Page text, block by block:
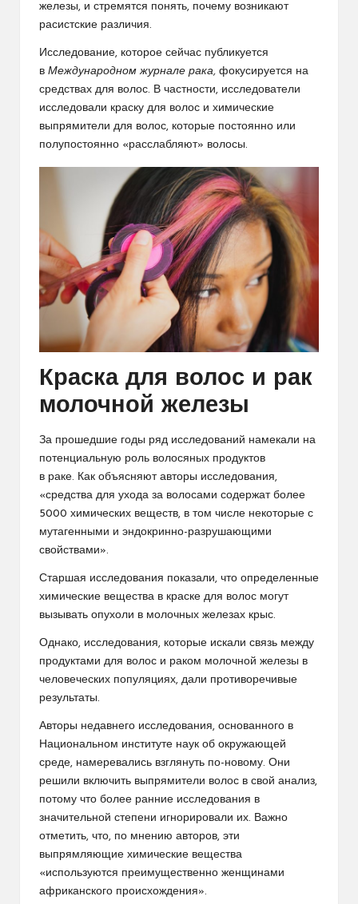
железы, и стремятся понять, почему возникают
расистские различия.
Исследование, которое сейчас публикуется
в Международном журнале рака, фокусируется на
средствах для волос. В частности, исследователи
исследовали краску для волос и химические
выпрямители для волос, которые постоянно или
полупостоянно «расслабляют» волосы.
Краска для волос и рак
молочной железы
За прошедшие годы ряд исследований намекали на
потенциальную роль волосяных продуктов
в раке. Как объясняют авторы исследования,
«средства для ухода за волосами содержат более
5000 химических веществ, в том числе некоторые с
мутагенными и эндокринно-разрушающими
свойствами».
Старшая исследования показали, что определенные
химические вещества в краске для волос могут
вызывать опухоли в молочных железах крыс.
Однако, исследования, которые искали связь между
продуктами для волос и раком молочной железы в
человеческих популяциях, дали противоречивые
результаты.
Авторы недавнего исследования, основанного в
Национальном институте наук об окружающей
среде, намеревались взглянуть по-новому. Они
решили включить выпрямители волос в свой анализ,
потому что более ранние исследования в
значительной степени игнорировали их. Важно
отметить, что, по мнению авторов, эти
выпрямляющие химические вещества
«используются преимущественно женщинами
африканского происхождения».